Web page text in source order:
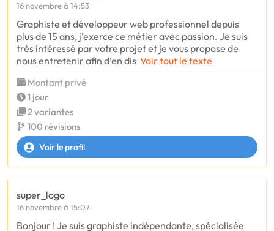
16 novembre à 14:53
Graphiste et développeur web professionnel depuis
plus de 15 ans, j’exerce ce métier avec passion. Je suis
très intéressé par votre projet et je vous propose de
nous entretenir afin d’en dis Voir tout le texte
Montant privé
1 jour
2 variantes
100 révisions
Voir le profil
super_logo
16 novembre à 15:07
Bonjour ! Je suis graphiste indépendante, spécialisée